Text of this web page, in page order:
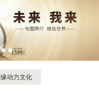
缘动力文化